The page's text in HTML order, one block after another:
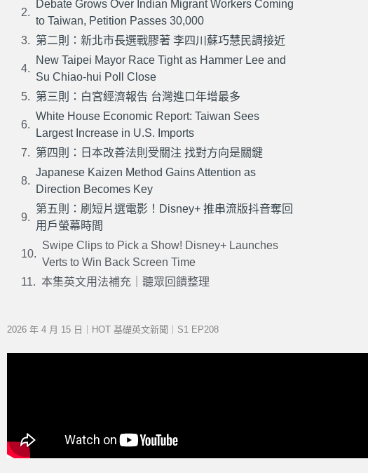
Debate Grows Over Indian Migrant Workers Coming
to Taiwan, Petition Passes 30,000
第二則：新北市長選戰膠著 李四川蘇巧慧民調接近
New Taipei Mayor Race Tight as Hammer Lee and
Su Chiao-hui Poll Close
第三則：白宮經濟報告 台灣進口年增最多
White House Economic Report: Taiwan Sees
Largest Increase in U.S. Imports
第四則：日本改善法則受關注 找對方向是關鍵
Japanese Kaizen Method Gains Attention as
Direction Becomes Key
第五則：刷短片選電影！Disney+ 推串流版抖音奪回
用戶螢幕時間
Swipe Clips to Pick a Show! Disney+ Launches
Verts to Win Back Screen Time
本集英文用法補充｜聽眾回饋整理
2026 年 4 月 15 日｜HOT 基礎英文新聞｜S1 EP208